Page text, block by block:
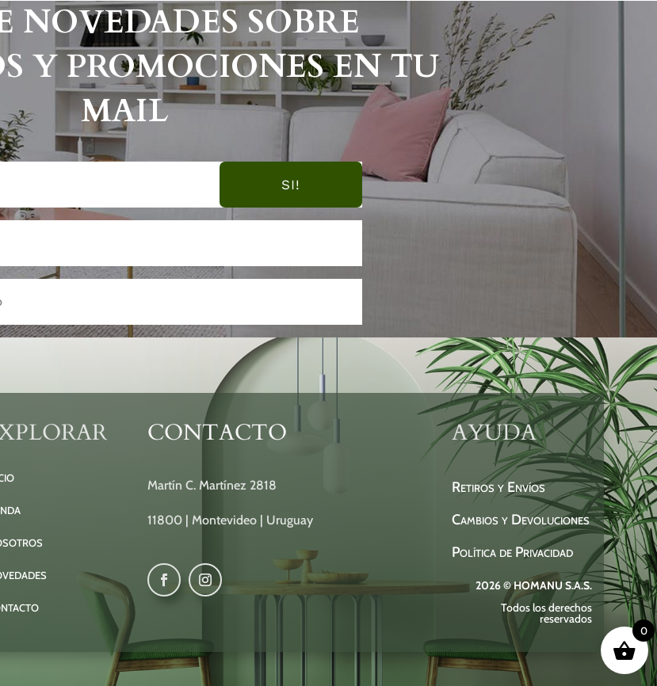
NOVEDADES SOBRE
Y PROMOCIONES EN TU
MAIL
SI!
CONTACTO
Martín C. Martínez 2818
11800 | Montevideo | Uruguay
AYUDA
Retiros y Envíos
Cambios y Devoluciones
Política de Privacidad
2026 © HOMANU S.A.S.
Todos los derechos
reservados
0